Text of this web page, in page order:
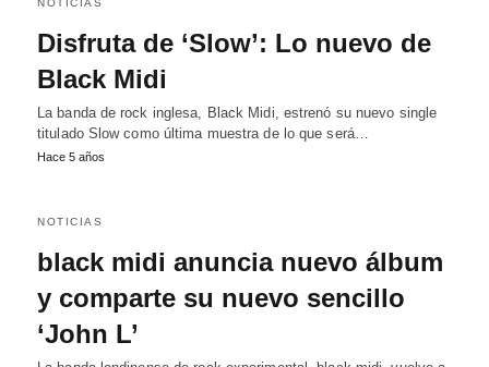
NOTICIAS
Disfruta de ‘Slow’: Lo nuevo de
Black Midi
La banda de rock inglesa, Black Midi, estrenó su nuevo single
titulado Slow como última muestra de lo que será…
Hace 5 años
NOTICIAS
black midi anuncia nuevo álbum
y comparte su nuevo sencillo
‘John L’